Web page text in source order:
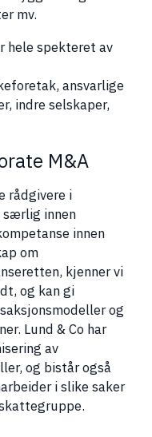
mv.
hele spekteret av
ansvarlige
indre selskaper,
M&A
rådgivere i
særlig innen
innen
om
kjenner vi
og kan gi
og
Lund & Co har
av
og bistår også
i slike saker